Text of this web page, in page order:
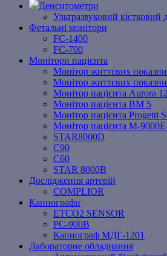
Денситометри
Ультразвуковий
Фетальні монітори
FC-1400
FC-700
Монітори пацієнта
Монітор життєвих
Монітор життєвих
Mонітоp пацієнта Aurora 12
Монітор пацієнта BM 5
Монітор пацієнта Progetti
Монітор пацієнта M-
STAR8000D
C90
C60
STAR 8000B
Дослідження артерій
COMPLIOR
Капнографи
ETCO2 SENSOR
PC‐900B
Капнограф МДГ-1201
Лабораторне обладнання